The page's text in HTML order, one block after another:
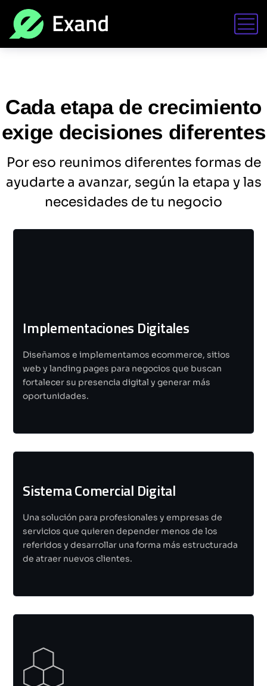
Cada etapa de crecimiento
exige decisiones diferentes
Por eso reunimos diferentes formas de
ayudarte a avanzar, según la etapa y las
necesidades de tu negocio
Implementaciones Digitales
Diseñamos e implementamos ecommerce, sitios
web y landing pages para negocios que buscan
fortalecer su presencia digital y generar más
oportunidades.
Sistema Comercial Digital
Una solución para profesionales y empresas de
servicios que quieren depender menos de los
referidos y desarrollar una forma más estructurada
de atraer nuevos clientes.